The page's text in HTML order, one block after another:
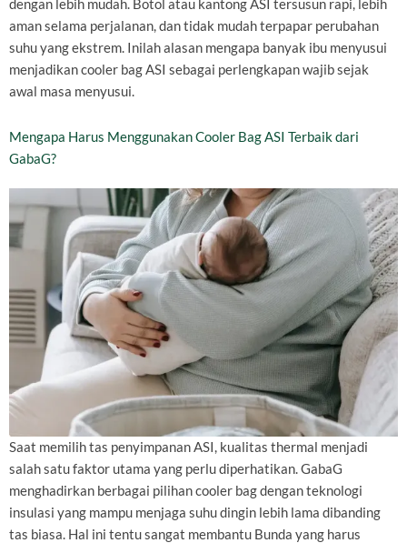
dengan lebih mudah. Botol atau kantong ASI tersusun rapi, lebih
aman selama perjalanan, dan tidak mudah terpapar perubahan
suhu yang ekstrem. Inilah alasan mengapa banyak ibu menyusui
menjadikan cooler bag ASI sebagai perlengkapan wajib sejak
awal masa menyusui.
Mengapa Harus Menggunakan Cooler Bag ASI Terbaik dari
GabaG?
Saat memilih tas penyimpanan ASI, kualitas thermal menjadi
salah satu faktor utama yang perlu diperhatikan. GabaG
menghadirkan berbagai pilihan cooler bag dengan teknologi
insulasi yang mampu menjaga suhu dingin lebih lama dibanding
tas biasa. Hal ini tentu sangat membantu Bunda yang harus